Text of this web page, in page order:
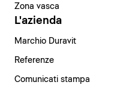
Zona vasca
L'azienda
Marchio Duravit
Referenze
Comunicati stampa